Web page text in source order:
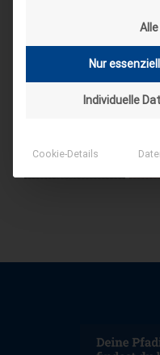
Nur
Individuelle
Cookie-Details